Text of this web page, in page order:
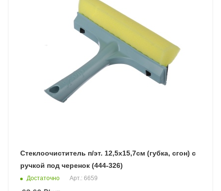
Стеклоочиститель п/эт. 12,5х15,7см (губка, сгон) с
ручкой под черенок (444-326)
Достаточно Арт.: 6659